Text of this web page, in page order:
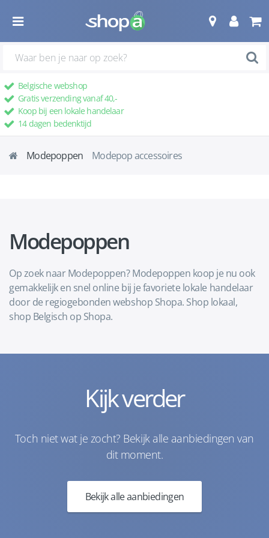
Belgische webshop
Gratis verzending vanaf 40,-
Koop bij een lokale handelaar
14 dagen bedenktijd
Modepoppen Modepop accessoires
Modepoppen
Op zoek naar Modepoppen? Modepoppen koop je nu ook
gemakkelijk en snel online bij je favoriete lokale handelaar
door de regiogebonden webshop Shopa. Shop lokaal,
shop Belgisch op Shopa.
Kijk verder
Toch niet wat je zocht? Bekijk alle aanbiedingen van
dit moment.
Bekijk alle aanbiedingen